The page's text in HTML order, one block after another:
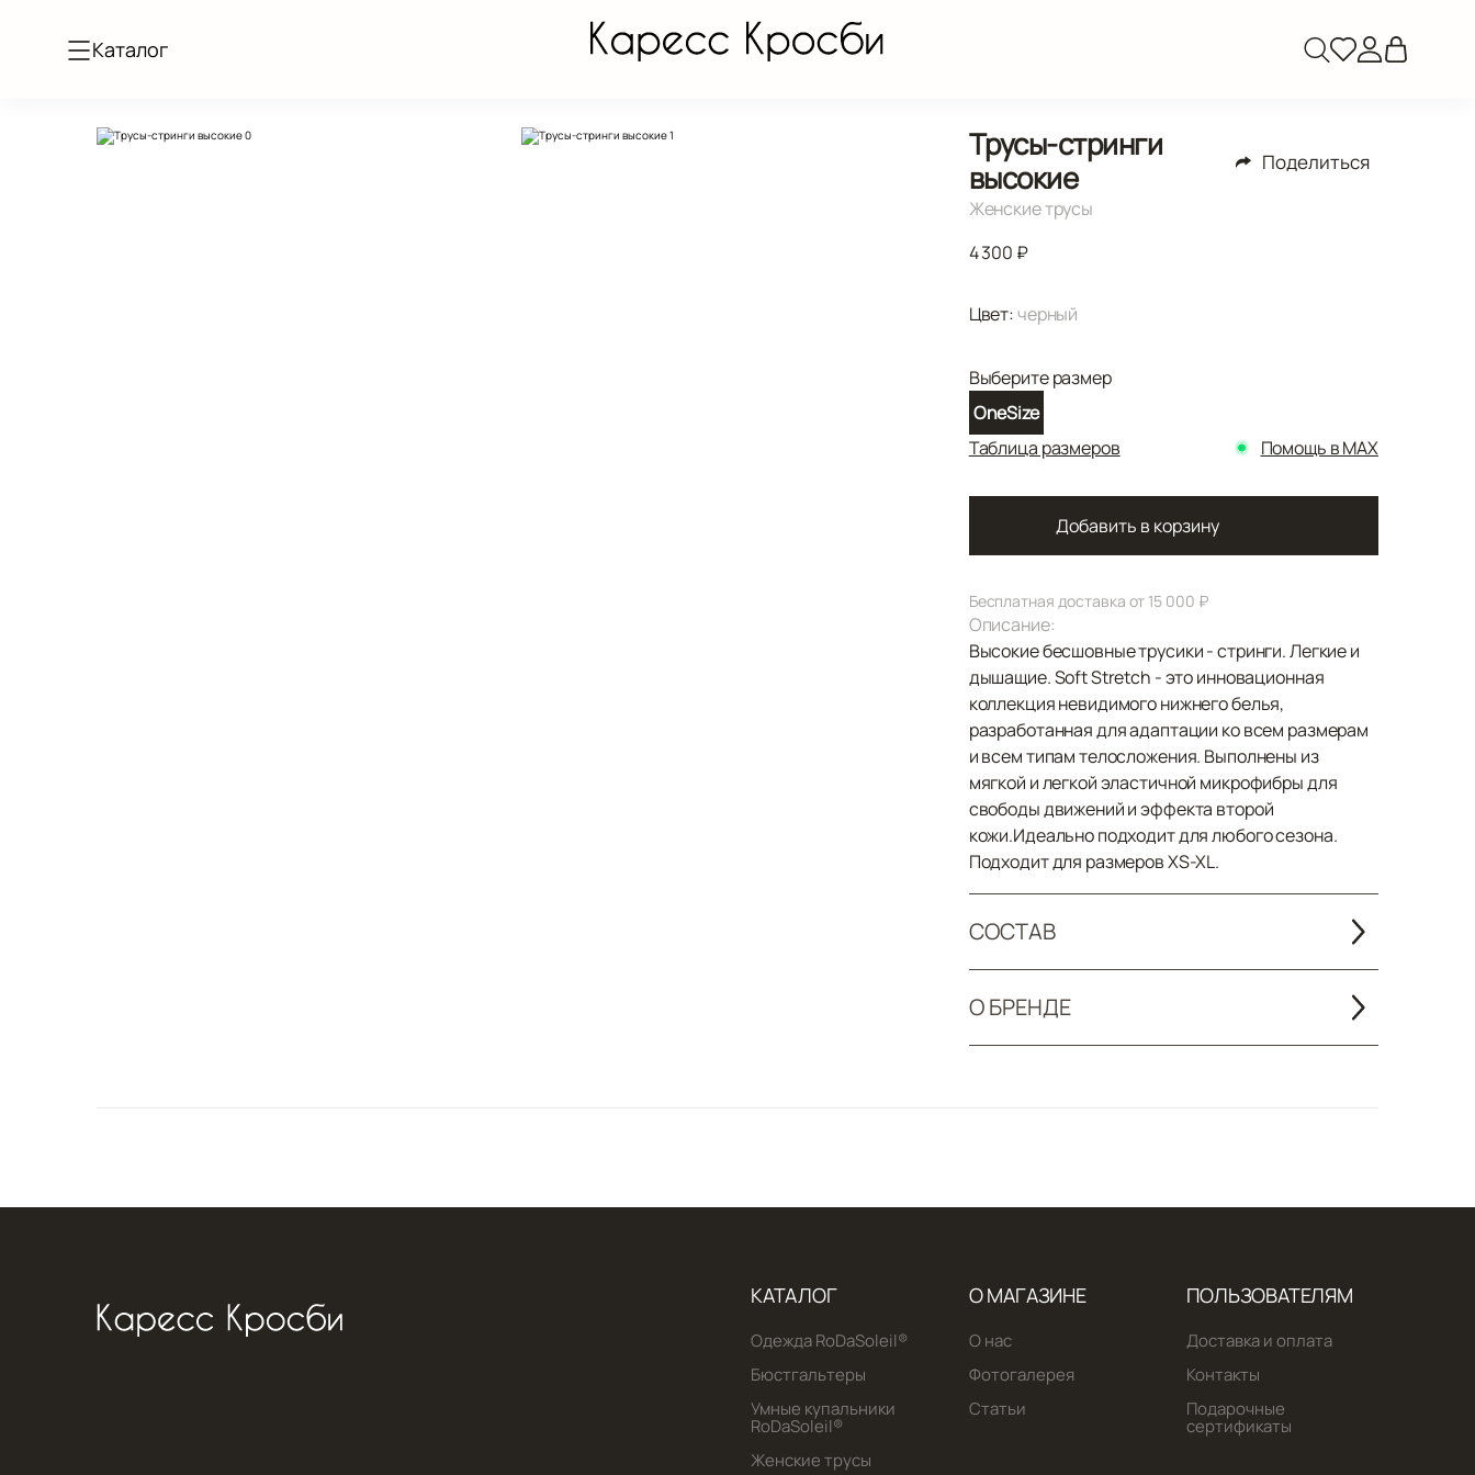
Каталог
Трусы-стринги
высокие
Поделиться
Женские трусы
4 300 ₽
Цвет:черный
Выберите размер
OneSize
Таблица размеров
Помощь в MAX
Добавить в корзину
Бесплатная доставка от 15 000 ₽
Описание:
Высокие бесшовные трусики - стринги. Легкие и
дышащие. Soft Stretch - это инновационная
коллекция невидимого нижнего белья,
разработанная для адаптации ко всем размерам
и всем типам телосложения. Выполнены из
мягкой и легкой эластичной микрофибры для
свободы движений и эффекта второй
кожи.Идеально подходит для любого сезона.
Подходит для размеров XS-XL.
СОСТАВ
О БРЕНДЕ
КАТАЛОГ
Одежда RoDaSoleil®️
Бюстгальтеры
Умные купальники
RoDaSoleil®️
Женские трусы
О МАГАЗИНЕ
О нас
Фотогалерея
Статьи
ПОЛЬЗОВАТЕЛЯМ
Доставка и оплата
Контакты
Подарочные
сертификаты